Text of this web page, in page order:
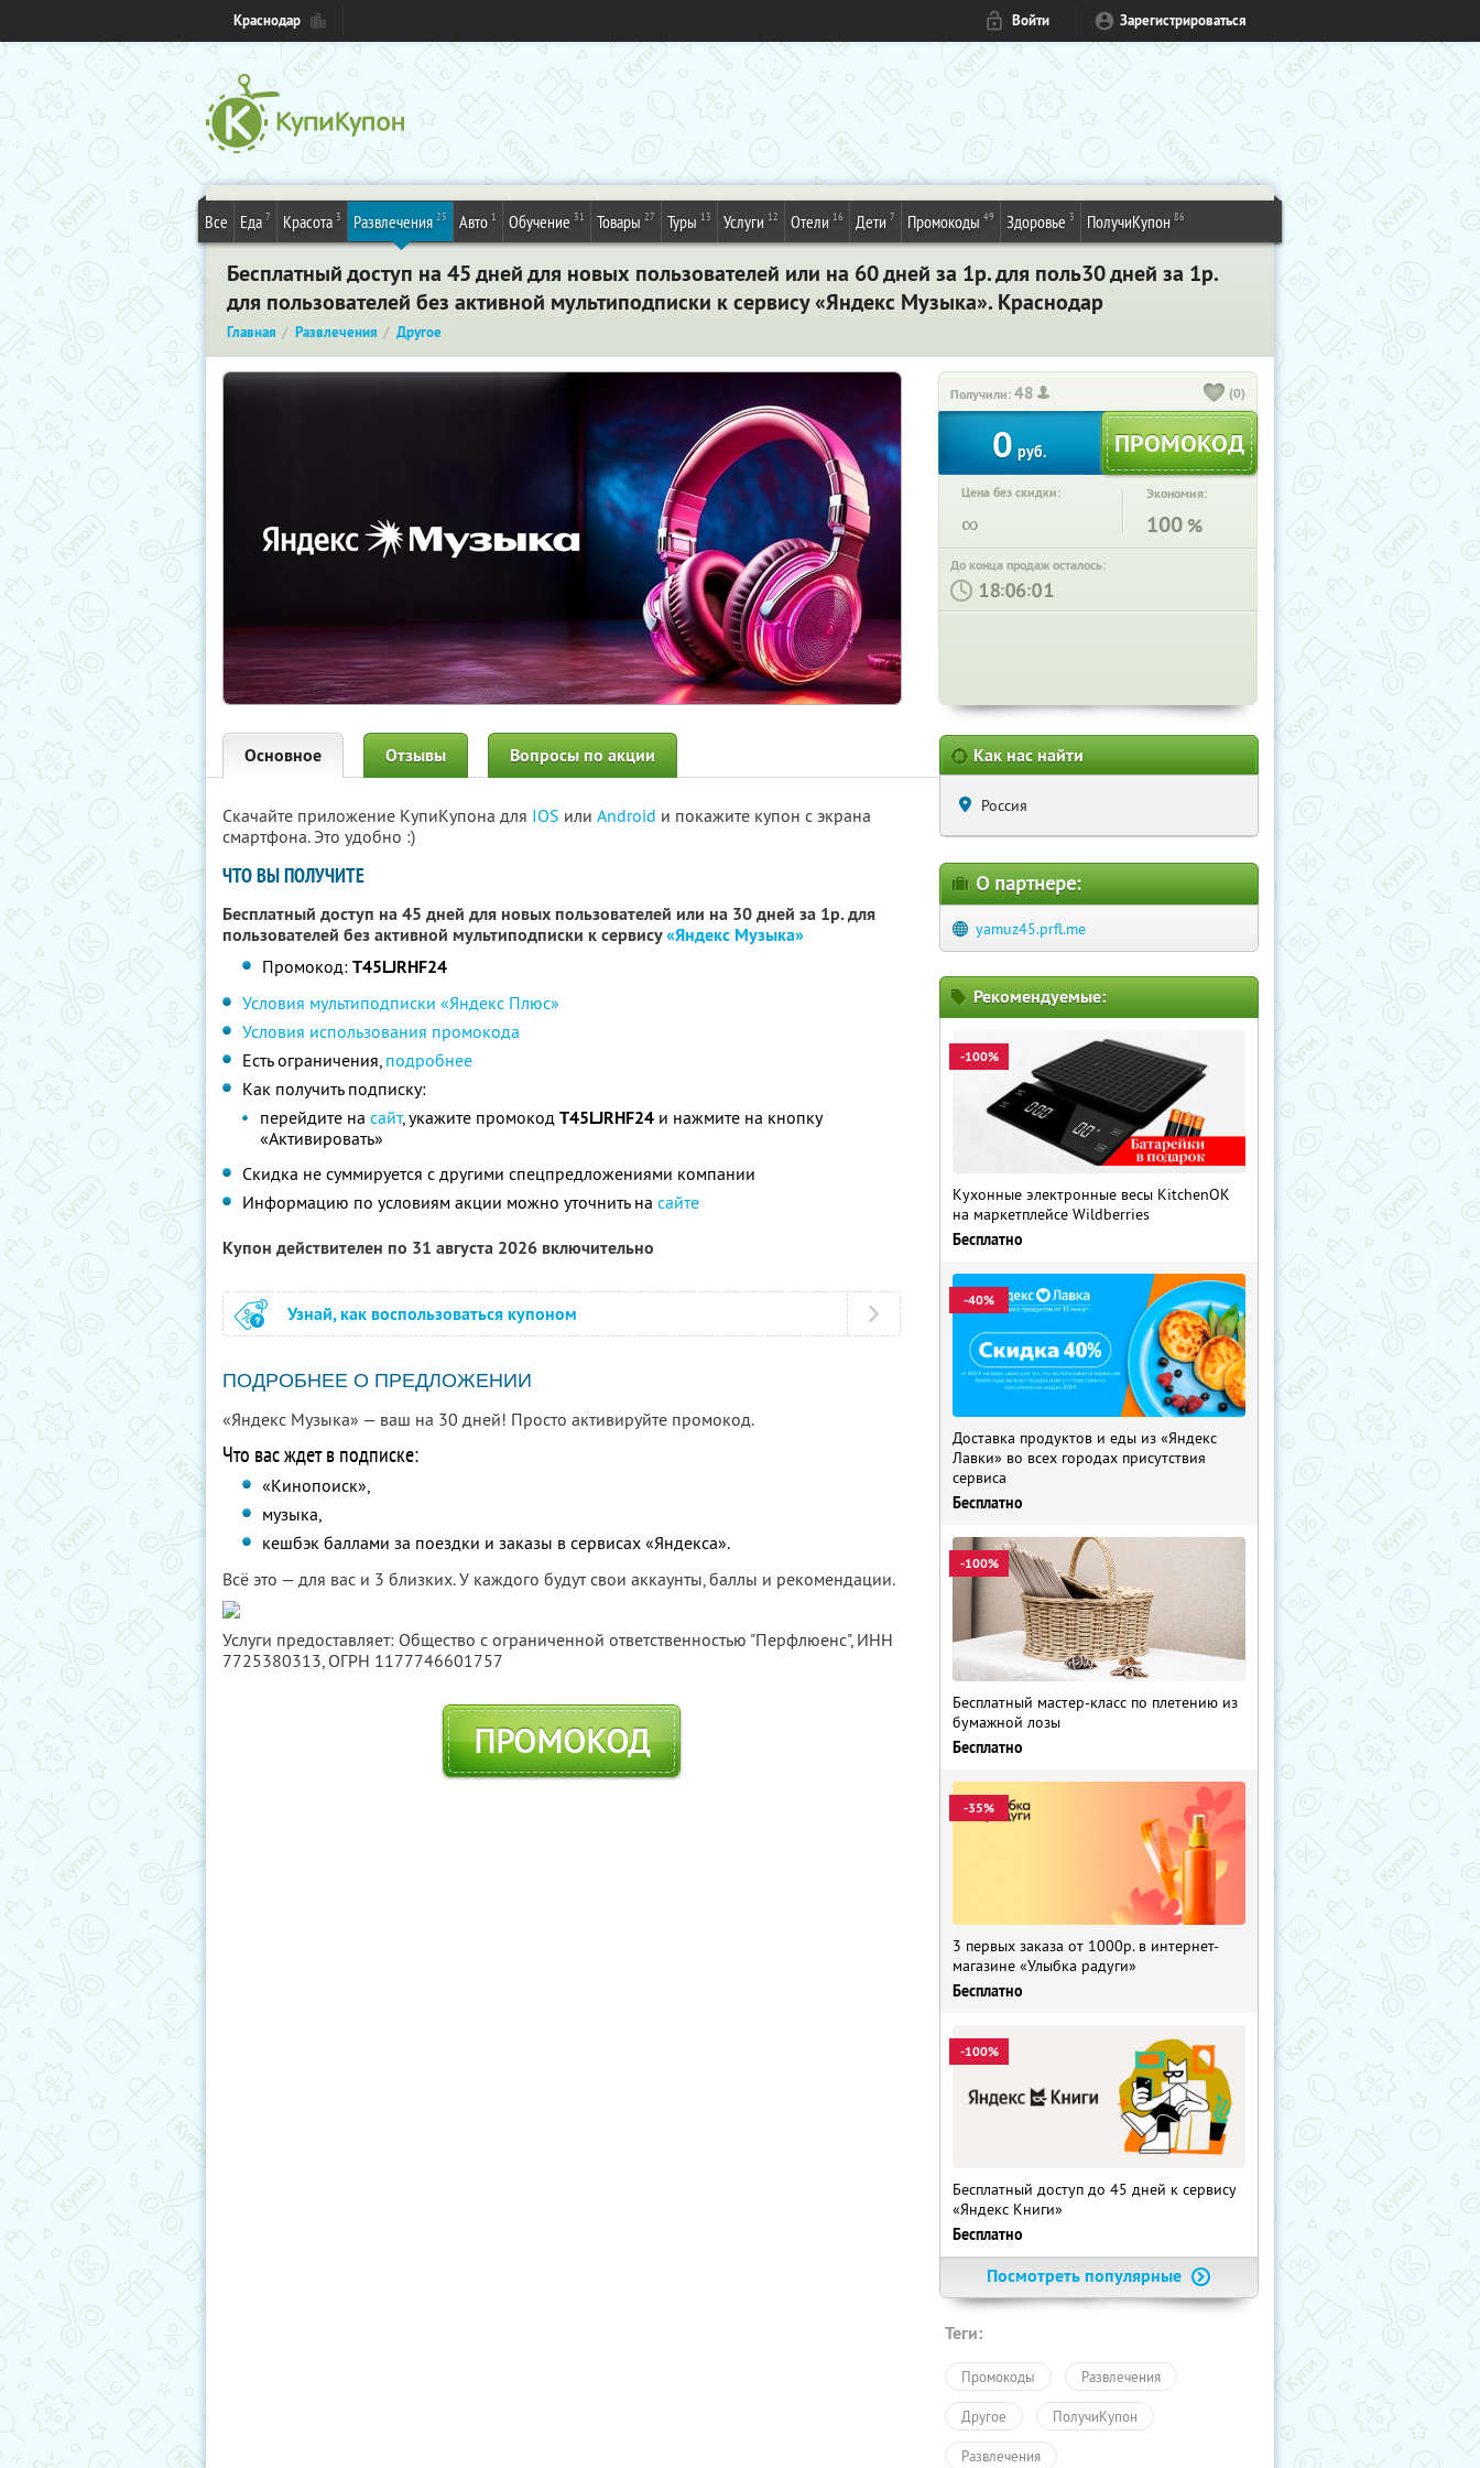
Краснодар Войти Зарегистрироваться
Все Еда 7 Красота 3 Развлечения 25 Авто 1 Обучение 31 Товары 27 Туры 13 Услуги 12 Отели 16 Дети 7 Промокоды 49 Здоровье 3 ПолучиКупон 86
Бесплатный доступ на 45 дней для новых пользователей или на 60 дней за 1р. для поль30 дней за 1р.
для пользователей без активной мультиподписки к сервису «Яндекс Музыка». Краснодар
Главная Развлечения Другое
Получили:48 (0)
0 руб.
Цена без скидки:
∞
Экономия:
100 %
До конца продаж осталось:
: :
Основное Отзывы Вопросы по акции
Скачайте приложение КупиКупона для IOS или Android и покажите купон с экрана
смартфона. Это удобно :)
ЧТО ВЫ ПОЛУЧИТЕ
Бесплатный доступ на 45 дней для новых пользователей или на 30 дней за 1р. для
пользователей без активной мультиподписки к сервису«Яндекс Музыка»
Промокод:T45LJRHF24
Условия мультиподписки «Яндекс Плюс»
Условия использования промокода
Есть ограничения, подробнее
Как получить подписку:
перейдите на сайт, укажите промокод T45LJRHF24 и нажмите на кнопку
«Активировать»
Скидка не суммируется с другими спецпредложениями компании
Информацию по условиям акции можно уточнить на сайте
Купон действителен по 31 августа 2026 включительно
Узнай, как воспользоваться купоном
ПОДРОБНЕЕ О ПРЕДЛОЖЕНИИ
«Яндекс Музыка» — ваш на 30 дней! Просто активируйте промокод.
Что вас ждет в подписке:
«Кинопоиск»,
музыка,
кешбэк баллами за поездки и заказы в сервисах «Яндекса».
Всё это — для вас и 3 близких. У каждого будут свои аккаунты, баллы и рекомендации.
Услуги предоставляет: Общество с ограниченной ответственностью "Перфлюенс", ИНН
7725380313, ОГРН 1177746601757
ПРОМОКОД
Как нас найти
Россия
О партнере:
yamuz45.prfl.me
Рекомендуемые:
-100%
Кухонные электронные весы KitchenOK
на маркетплейсе Wildberries
Бесплатно
-40%
Доставка продуктов и еды из «Яндекс
Лавки» во всех городах присутствия
сервиса
Бесплатно
-100%
Бесплатный мастер-класс по плетению из
бумажной лозы
Бесплатно
-35%
3 первых заказа от 1000р. в интернет-
магазине «Улыбка радуги»
Бесплатно
-100%
Бесплатный доступ до 45 дней к сервису
«Яндекс Книги»
Бесплатно
Посмотреть популярные
Теги:
Промокоды Развлечения
Другое ПолучиКупон
Развлечения